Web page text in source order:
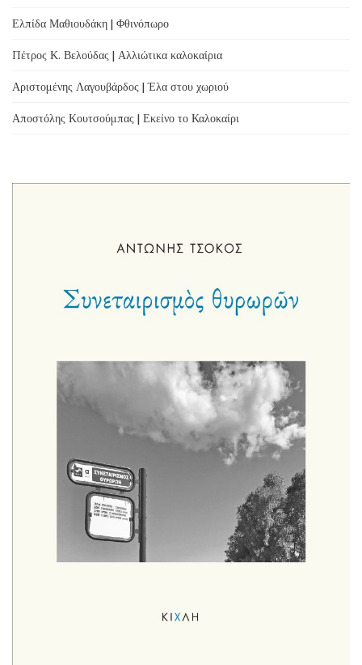
Ελπίδα Μαθιουδάκη | Φθινόπωρο
Πέτρος Κ. Βελούδας | Αλλιώτικα καλοκαίρια
Αριστομένης Λαγουβάρδος | Έλα στου χωριού
Αποστόλης Κουτσούμπας | Εκείνο το Καλοκαίρι